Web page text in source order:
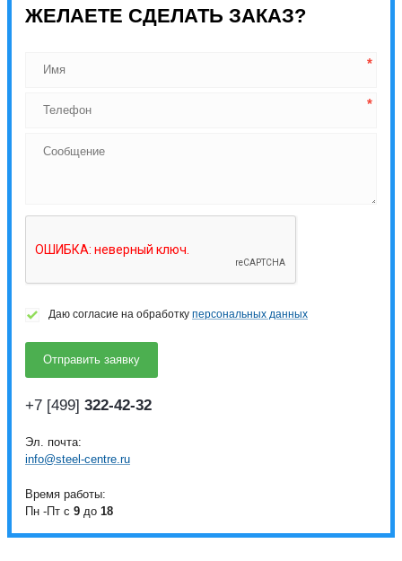
ЖЕЛАЕТЕ СДЕЛАТЬ ЗАКАЗ?
Даю согласие на обработку персональных данных
+7 [499] 322-42-32
Эл. почта:
info@steel-centre.ru
Время работы:
Пн -Пт с 9 до 18